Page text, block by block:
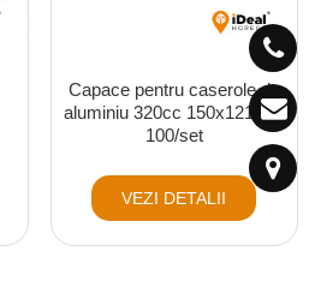
Capace pentru caserole de
aluminiu 320cc 150x121mm
100/set
VEZI DETALII